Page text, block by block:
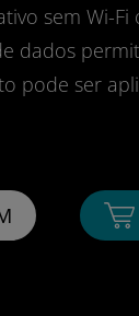
sem Wi-
dados
pode ser